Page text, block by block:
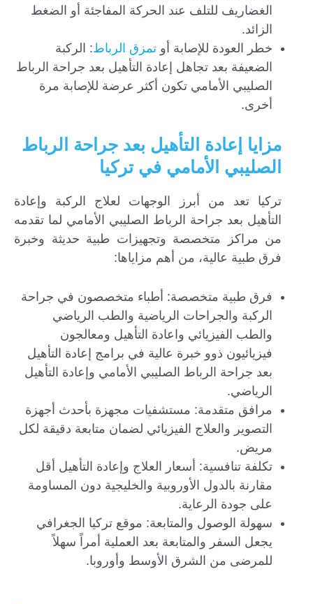
الغضاريف للتلف عند الحركة المفاجئة أو الضغط
الزائد.
خطر العودة للإصابة أو تمزق الرباط: الركبة
الضعيفة بعد تجاهل إعادة التأهيل بعد جراحة الرباط
الصليبي الأمامي تكون أكثر عرضة للإصابة مرة
أخرى.
مزايا إعادة التأهيل بعد جراحة الرباط
الصليبي الأمامي في تركيا
تركيا تعد من أبرز الوجهات لعلاج الركبة وإعادة
التأهيل بعد جراحة الرباط الصليبي الأمامي لما تقدمه
من مراكز متخصصة وتجهيزات طبية حديثة وخبرة
فرق طبية عالية، من أهم مزاياها:
فرق طبية متخصصة: أطباء متخصصون في جراحة
الركبة والجراحات الرياضية والطب الرياضي
والطب الفيزيائي واعادة التأهيل ومعالجون
فيزيائيون ذوو خبرة عالية في برامج إعادة التأهيل
بعد جراحة الرباط الصليبي الأمامي وإعادة التأهيل
الرياضي.
مرافق متقدمة: مستشفيات مجهزة بأحدث أجهزة
التصوير والعلاج الفيزيائي لضمان متابعة دقيقة لكل
مريض.
تكلفة تنافسية: أسعار العلاج وإعادة التأهيل أقل
مقارنة بالدول الأوروبية والخليجية دون المساومة
على جودة الرعاية.
سهولة الوصول والمتابعة: موقع تركيا الجغرافي
يجعل السفر والمتابعة بعد العملية أمراً سهلاً
للمرضى من الشرق الأوسط وأوروبا.